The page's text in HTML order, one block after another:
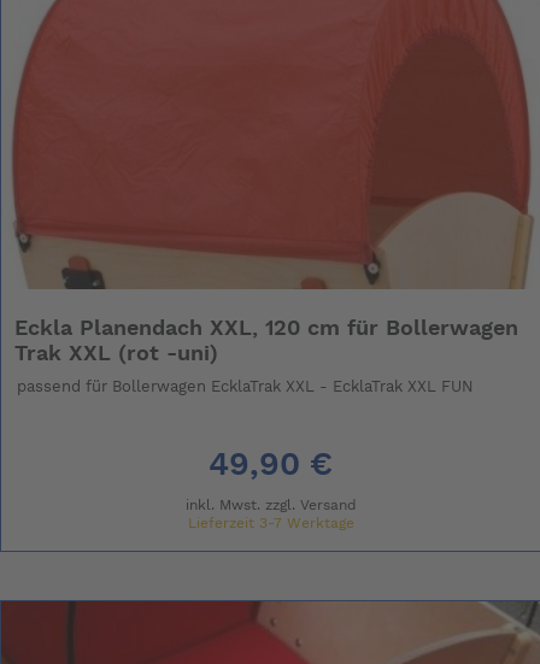
Eckla Planendach XXL, 120 cm für Bollerwagen
Trak XXL (rot -uni)
passend für Bollerwagen EcklaTrak XXL - EcklaTrak XXL FUN
49,90 €
inkl. Mwst. zzgl. Versand
Lieferzeit 3-7 Werktage